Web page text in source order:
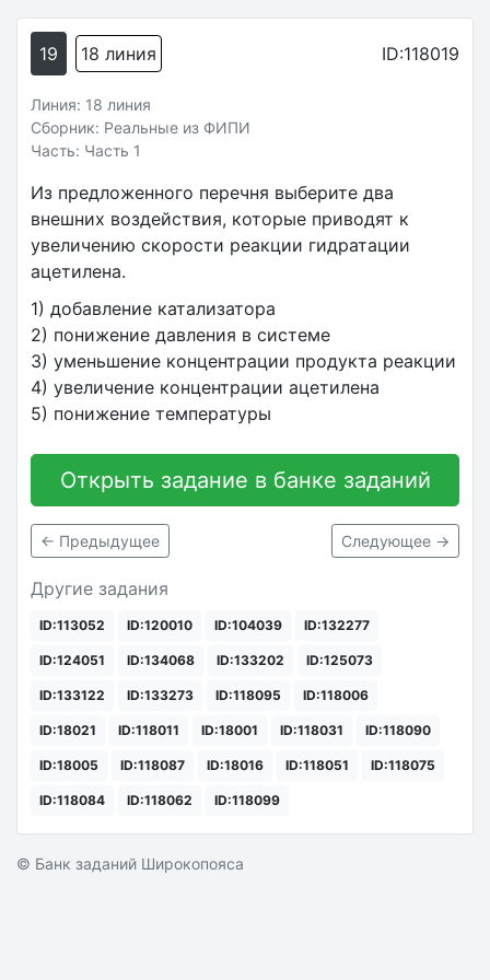
19 18 линия ID:118019
Линия: 18 линия
Сборник: Реальные из ФИПИ
Часть: Часть 1
Из предложенного перечня выберите два
внешних воздействия, которые приводят к
увеличению скорости реакции гидратации
ацетилена.
1) добавление катализатора
2) понижение давления в системе
3) уменьшение концентрации продукта реакции
4) увеличение концентрации ацетилена
5) понижение температуры
Открыть задание в банке заданий
← Предыдущее Следующее →
Другие задания
ID:113052 ID:120010 ID:104039 ID:132277
ID:124051 ID:134068 ID:133202 ID:125073
ID:133122 ID:133273 ID:118095 ID:118006
ID:18021 ID:118011 ID:18001 ID:118031 ID:118090
ID:18005 ID:118087 ID:18016 ID:118051 ID:118075
ID:118084 ID:118062 ID:118099
© Банк заданий Широкопояса